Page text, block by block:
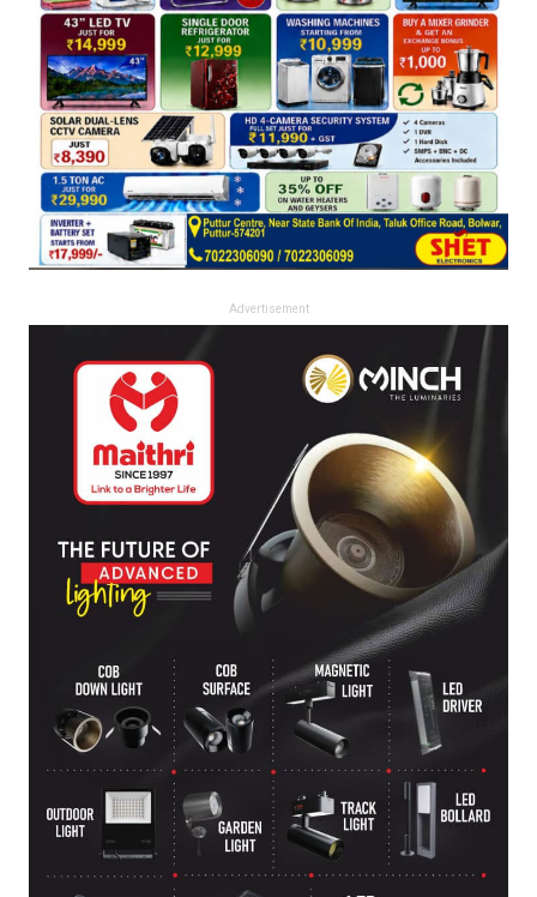
Advertisement